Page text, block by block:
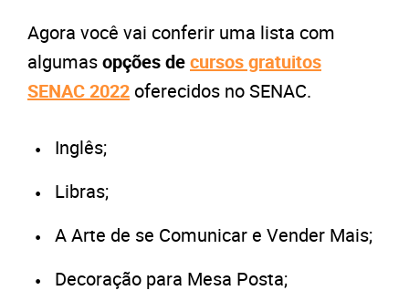
Agora você vai conferir uma lista com
algumasopções decursos gratuitos
SENAC 2022oferecidos no SENAC.
Inglês;
Libras;
A Arte de se Comunicar e Vender Mais;
Decoração para Mesa Posta;